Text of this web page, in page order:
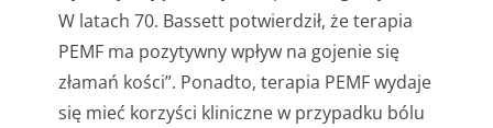
W latach 70. Bassett potwierdził, że terapia
PEMF ma pozytywny wpływ na gojenie się
złamań kości”. Ponadto, terapia PEMF wydaje
się mieć korzyści kliniczne w przypadku bólu